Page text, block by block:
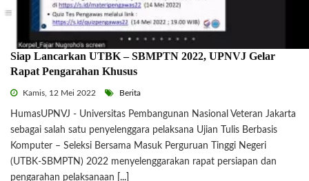
Siap Lancarkan UTBK – SBMPTN 2022, UPNVJ Gelar
Rapat Pengarahan Khusus
Kamis, 12 Mei 2022 Berita
HumasUPNVJ - Universitas Pembangunan Nasional Veteran Jakarta
sebagai salah satu penyelenggara pelaksana Ujian Tulis Berbasis
Komputer – Seleksi Bersama Masuk Perguruan Tinggi Negeri
(UTBK-SBMPTN) 2022 menyelenggarakan rapat persiapan dan
pengarahan pelaksanaan
[...]